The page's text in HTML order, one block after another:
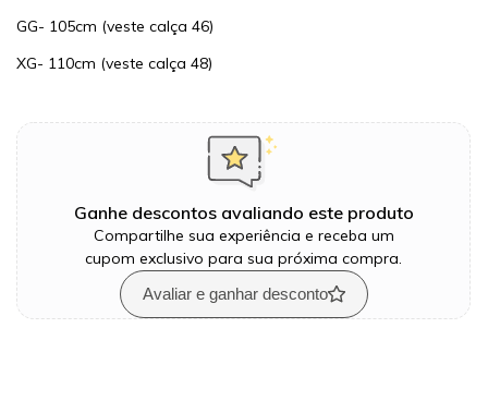
GG- 105cm (veste calça 46)
XG- 110cm (veste calça 48)
Ganhe descontos avaliando este produto
Compartilhe sua experiência e receba um
cupom exclusivo para sua próxima compra.
Avaliar e ganhar desconto